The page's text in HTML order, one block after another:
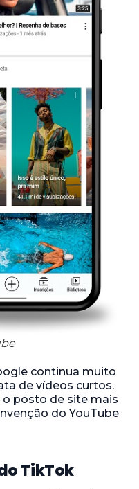
continua muito
de vídeos curtos.
posto de site mais
do YouTube
TikTok